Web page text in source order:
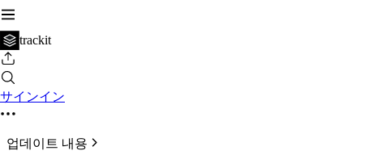
trackit
サインイン
업데이트 내용